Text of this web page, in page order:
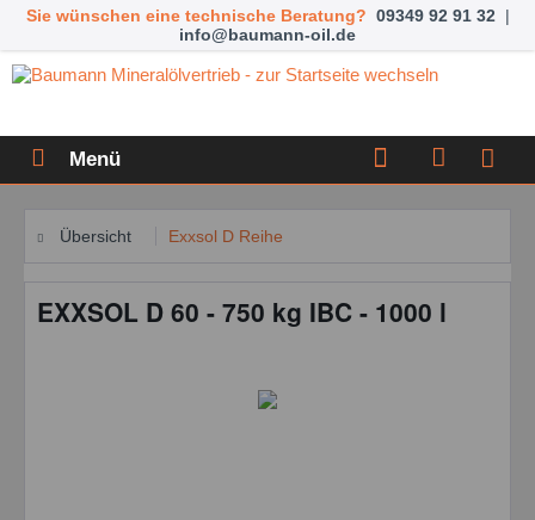
Sie wünschen eine technische Beratung? 09349 92 91 32 |
info@baumann-oil.de
Menü
Übersicht Exxsol D Reihe
EXXSOL D 60 - 750 kg IBC - 1000 l